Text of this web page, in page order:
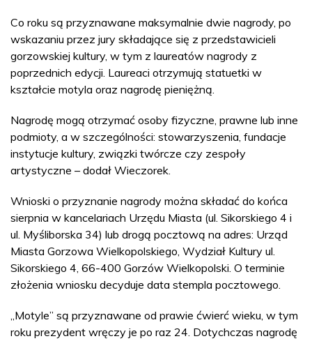
Co roku są przyznawane maksymalnie dwie nagrody, po
wskazaniu przez jury składające się z przedstawicieli
gorzowskiej kultury, w tym z laureatów nagrody z
poprzednich edycji. Laureaci otrzymują statuetki w
kształcie motyla oraz nagrodę pieniężną.
Nagrodę mogą otrzymać osoby fizyczne, prawne lub inne
podmioty, a w szczególności: stowarzyszenia, fundacje
instytucje kultury, związki twórcze czy zespoły
artystyczne – dodał Wieczorek.
Wnioski o przyznanie nagrody można składać do końca
sierpnia w kancelariach Urzędu Miasta (ul. Sikorskiego 4 i
ul. Myśliborska 34) lub drogą pocztową na adres: Urząd
Miasta Gorzowa Wielkopolskiego, Wydział Kultury ul.
Sikorskiego 4, 66-400 Gorzów Wielkopolski. O terminie
złożenia wniosku decyduje data stempla pocztowego.
„Motyle” są przyznawane od prawie ćwierć wieku, w tym
roku prezydent wręczy je po raz 24. Dotychczas nagrodę